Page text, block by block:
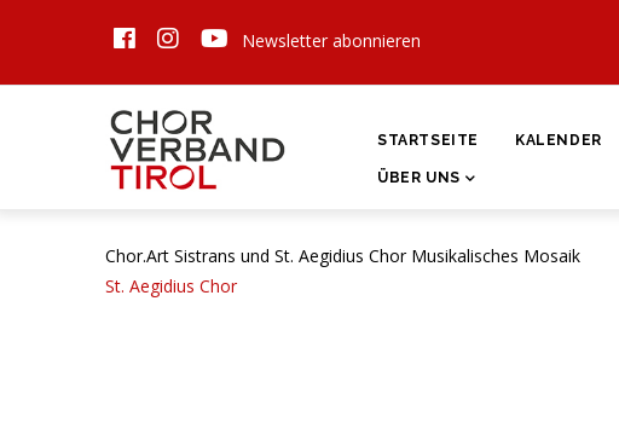
Newsletter abonnieren
HAUPTNAVIGATION
STARTSEITE KALENDER
ÜBER UNS
Chor.Art Sistrans und St. Aegidius Chor Musikalisches Mosaik
St. Aegidius Chor